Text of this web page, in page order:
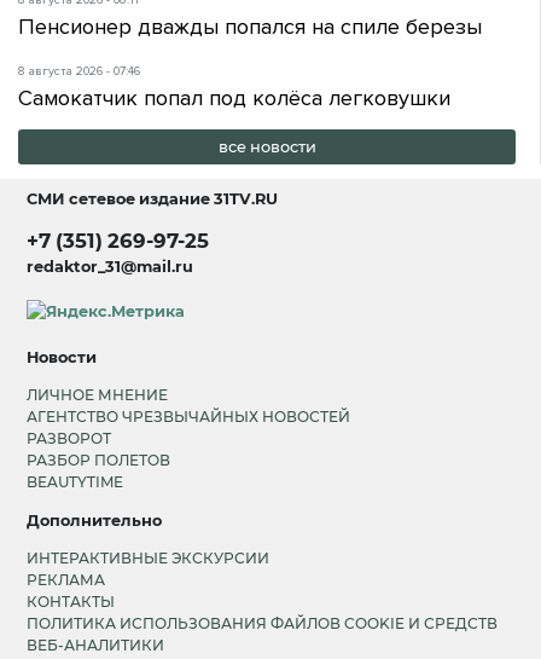
Пенсионер дважды попался на спиле березы
8 августа 2026 - 07:46
Самокатчик попал под колёса легковушки
все новости
СМИ сетевое издание31TV.RU
+7 (351) 269-97-25
redaktor_31@mail.ru
Новости
ЛИЧНОЕ МНЕНИЕ
АГЕНТСТВО ЧРЕЗВЫЧАЙНЫХ НОВОСТЕЙ
РАЗВОРОТ
РАЗБОР ПОЛЕТОВ
BEAUTYTIME
Дополнительно
ИНТЕРАКТИВНЫЕ ЭКСКУРСИИ
РЕКЛАМА
КОНТАКТЫ
ПОЛИТИКА ИСПОЛЬЗОВАНИЯ ФАЙЛОВ COOKIE И СРЕДСТВ
ВЕБ-АНАЛИТИКИ